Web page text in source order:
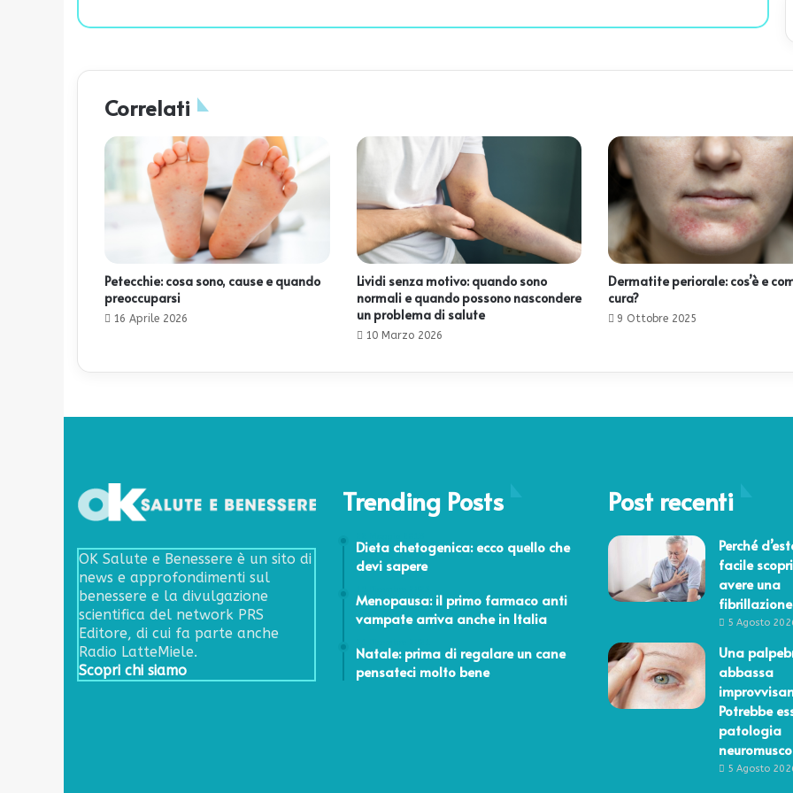
Correlati
Petecchie: cosa sono, cause e quando
preoccuparsi
16 Aprile 2026
Lividi senza motivo: quando sono
normali e quando possono nascondere
un problema di salute
10 Marzo 2026
Dermatite periorale: cos’è e
cura?
9 Ottobre 2025
OK Salute e Benessere è un sito di
news e approfondimenti sul
benessere e la divulgazione
scientifica del network PRS
Editore, di cui fa parte anche
Radio LatteMiele.
Scopri chi siamo
Trending Posts
Dieta chetogenica: ecco quello che
devi sapere
Menopausa: il primo farmaco anti
vampate arriva anche in Italia
Natale: prima di regalare un cane
pensateci molto bene
Post recenti
Perché
facile
avere una
5 Agosto
Una
abbassa
Potrebbe
patologia
5 Agosto